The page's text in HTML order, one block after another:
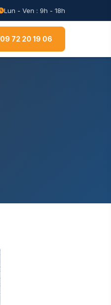
Lun - Ven : 9h - 18h
09 72 20 19 06